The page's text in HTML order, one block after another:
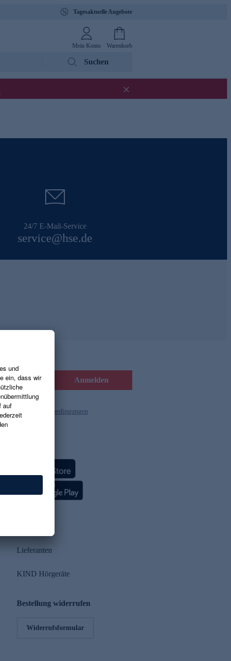
Tagesaktuelle Angebote
Mein Konto Warenkorb
Suchen
24/7 E-Mail-Service
service@hse.de
Anmelden
und die Gutscheinbedingungen
Lieferanten
KIND Hörgeräte
Bestellung widerrufen
Widerrufsformular